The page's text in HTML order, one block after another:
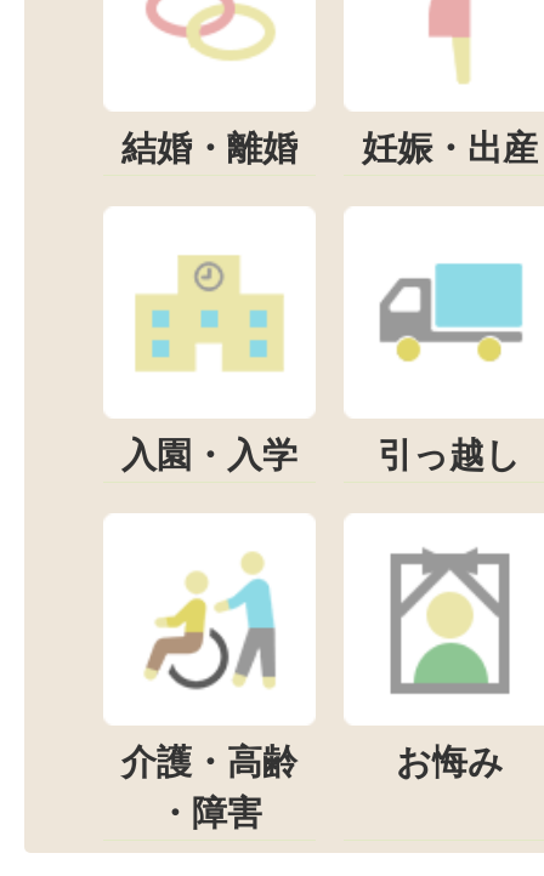
結婚・離婚 妊娠・出産
入園・入学 引っ越し
介護・高齢
・障害
お悔み